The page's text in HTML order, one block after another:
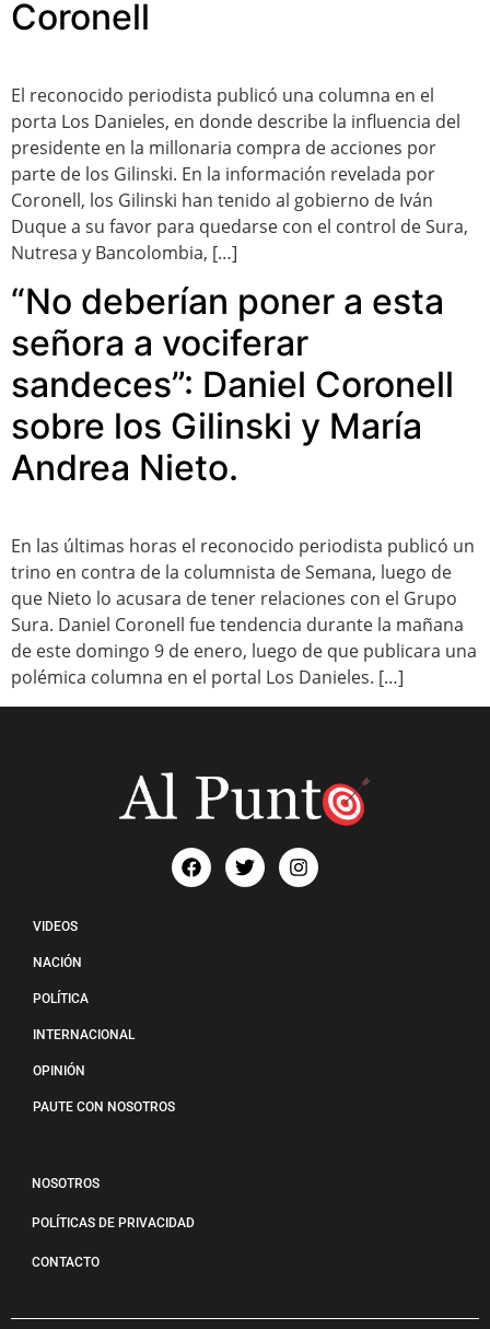
Coronell
El reconocido periodista publicó una columna en el
porta Los Danieles, en donde describe la influencia del
presidente en la millonaria compra de acciones por
parte de los Gilinski. En la información revelada por
Coronell, los Gilinski han tenido al gobierno de Iván
Duque a su favor para quedarse con el control de Sura,
Nutresa y Bancolombia, […]
“No deberían poner a esta
señora a vociferar
sandeces”: Daniel Coronell
sobre los Gilinski y María
Andrea Nieto.
En las últimas horas el reconocido periodista publicó un
trino en contra de la columnista de Semana, luego de
que Nieto lo acusara de tener relaciones con el Grupo
Sura. Daniel Coronell fue tendencia durante la mañana
de este domingo 9 de enero, luego de que publicara una
polémica columna en el portal Los Danieles. […]
VIDEOS
NACIÓN
POLÍTICA
INTERNACIONAL
OPINIÓN
PAUTE CON NOSOTROS
NOSOTROS
POLÍTICAS DE PRIVACIDAD
CONTACTO